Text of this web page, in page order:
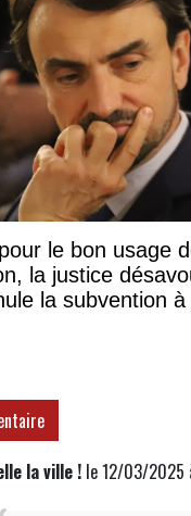
le bon usage
la justice
la subvention
la ville !le 12/03/2025